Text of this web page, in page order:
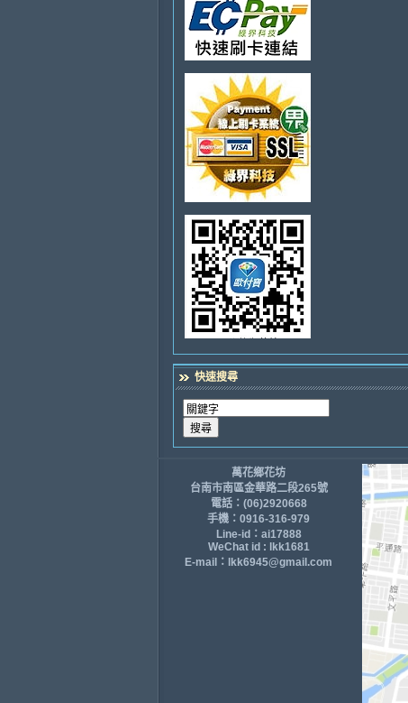
快速搜尋
萬花鄉花坊
台南市南區金華路二段265號
電話：(06)2920668
手機：0916-316-979
Line-id：ai17888
WeChat id : lkk1681
E-mail：lkk6945@gmail.com